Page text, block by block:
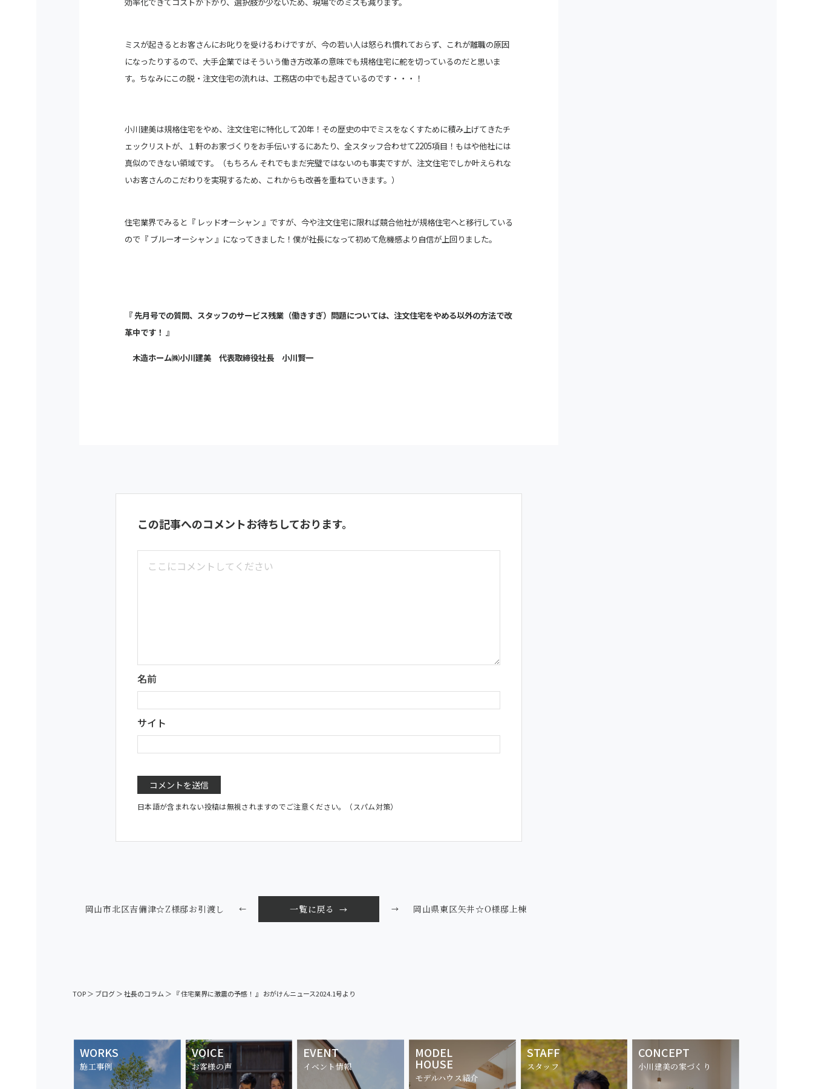
ミスが起きるとお客さんにお叱りを受けるわけですが、今の若い人は怒られ慣れておらず、これが離職の原因
になったりするので、大手企業ではそういう働き方改革の意味でも規格住宅に舵を切っているのだと思いま
す。ちなみにこの脱・注文住宅の流れは、工務店の中でも起きているのです・・・！
小川建美は規格住宅をやめ、注文住宅に特化して20年！その歴史の中でミスをなくすために積み上げてきたチ
ェックリストが、１軒のお家づくりをお手伝いするにあたり、全スタッフ合わせて2205項目！もはや他社には
真似のできない領域です。（もちろん それでもまだ完璧ではないのも事実ですが、注文住宅でしか叶えられな
いお客さんのこだわりを実現するため、これからも改善を重ねていきます。）
住宅業界でみると『 レッドオーシャン 』ですが、今や注文住宅に限れば競合他社が規格住宅へと移行している
ので『 ブルーオーシャン 』になってきました！僕が社長になって初めて危機感より自信が上回りました。
『 先月号での質問、スタッフのサービス残業（働きすぎ）問題については、注文住宅をやめる以外の方法で改
革中です！ 』
木造ホーム㈱小川建美 代表取締役社長 小川賢一
この記事へのコメントお待ちしております。
名前
サイト
日本語が含まれない投稿は無視されますのでご注意ください。（スパム対策）
岡山市北区吉備津☆Z様邸お引渡し ← 一覧に戻る 岡山県東区矢井☆O様邸上棟
→
TOP＞ ブログ＞社長のコラム ＞ 『 住宅業界に激震の予感！ 』 おがけんニュース2024.1号より
WORKS
施工事例
VOICE
お客様の声
EVENT
イベント情報
MODEL
HOUSE
モデルハウス紹介
STAFF
スタッフ
CONCEPT
小川建美の家づくり